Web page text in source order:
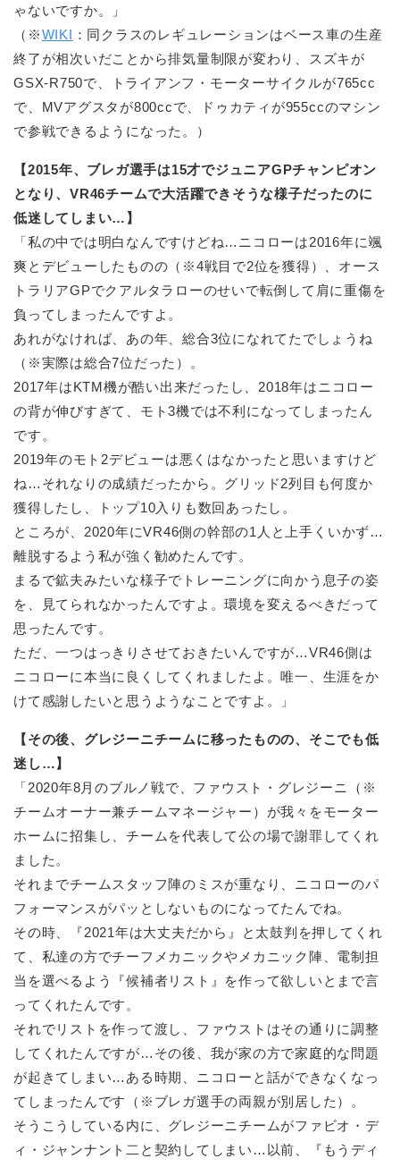
ゃないですか。」
（※WIKI ：同クラスのレギュレーションはベース車の生産
終了が相次いだことから排気量制限が変わり、スズキが
GSX-R750で、トライアンフ・モーターサイクルが765cc
で、MVアグスタが800ccで、ドゥカティが955ccのマシン
で参戦できるようになった。）
【2015年、ブレガ選手は15才でジュニアGPチャンピオン
となり、VR46チームで大活躍できそうな様子だったのに
低迷してしまい…】
「私の中では明白なんですけどね…ニコローは2016年に颯
爽とデビューしたものの（※4戦目で2位を獲得）、オース
トラリアGPでクアルタラローのせいで転倒して肩に重傷を
負ってしまったんですよ。
あれがなければ、あの年、総合3位になれてたでしょうね
（※実際は総合7位だった）。
2017年はKTM機が酷い出来だったし、2018年はニコロー
の背が伸びすぎて、モト3機では不利になってしまったん
です。
2019年のモト2デビューは悪くはなかったと思いますけど
ね…それなりの成績だったから。グリッド2列目も何度か
獲得したし、トップ10入りも数回あったし。
ところが、2020年にVR46側の幹部の1人と上手くいかず…
離脱するよう私が強く勧めたんです。
まるで鉱夫みたいな様子でトレーニングに向かう息子の姿
を、見てられなかったんですよ。環境を変えるべきだって
思ったんです。
ただ、一つはっきりさせておきたいんですが…VR46側は
ニコローに本当に良くしてくれましたよ。唯一、生涯をか
けて感謝したいと思うようなことですよ。」
【その後、グレジーニチームに移ったものの、そこでも低
迷し…】
「2020年8月のブルノ戦で、ファウスト・グレジーニ（※
チームオーナー兼チームマネージャー）が我々をモーター
ホームに招集し、チームを代表して公の場で謝罪してくれ
ました。
それまでチームスタッフ陣のミスが重なり、ニコローのパ
フォーマンスがパッとしないものになってたんでね。
その時、『2021年は大丈夫だから』と太鼓判を押してくれ
て、私達の方でチーフメカニックやメカニック陣、電制担
当を選べるよう『候補者リスト』を作って欲しいとまで言
ってくれたんです。
それでリストを作って渡し、ファウストはその通りに調整
してくれたんですが…その後、我が家の方で家庭的な問題
が起きてしまい…ある時期、ニコローと話ができなくなっ
てしまったんです（※ブレガ選手の両親が別居した）。
そうこうしている内に、グレジーニチームがファビオ・デ
ィ・ジャンナント二と契約してしまい…以前、『もうディ